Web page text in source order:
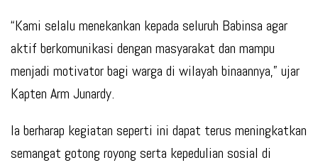
“Kami selalu menekankan kepada seluruh Babinsa agar
aktif berkomunikasi dengan masyarakat dan mampu
menjadi motivator bagi warga di wilayah binaannya,” ujar
Kapten Arm Junardy.
Ia berharap kegiatan seperti ini dapat terus meningkatkan
semangat gotong royong serta kepedulian sosial di